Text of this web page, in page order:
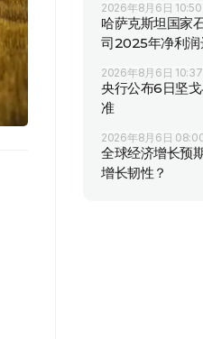
2026年8月6日 10:50
哈萨克斯坦国家
司2025年净利
2026年8月6日 10:37
央行公布6日坚
准
2026年8月6日
全球经济增长预
增长韧性？